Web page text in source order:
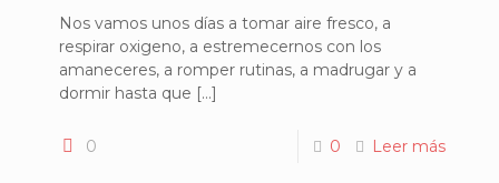
Nos vamos unos días a tomar aire fresco, a
respirar oxigeno, a estremecernos con los
amaneceres, a romper rutinas, a madrugar y a
dormir hasta que […]
0 0 Leer más